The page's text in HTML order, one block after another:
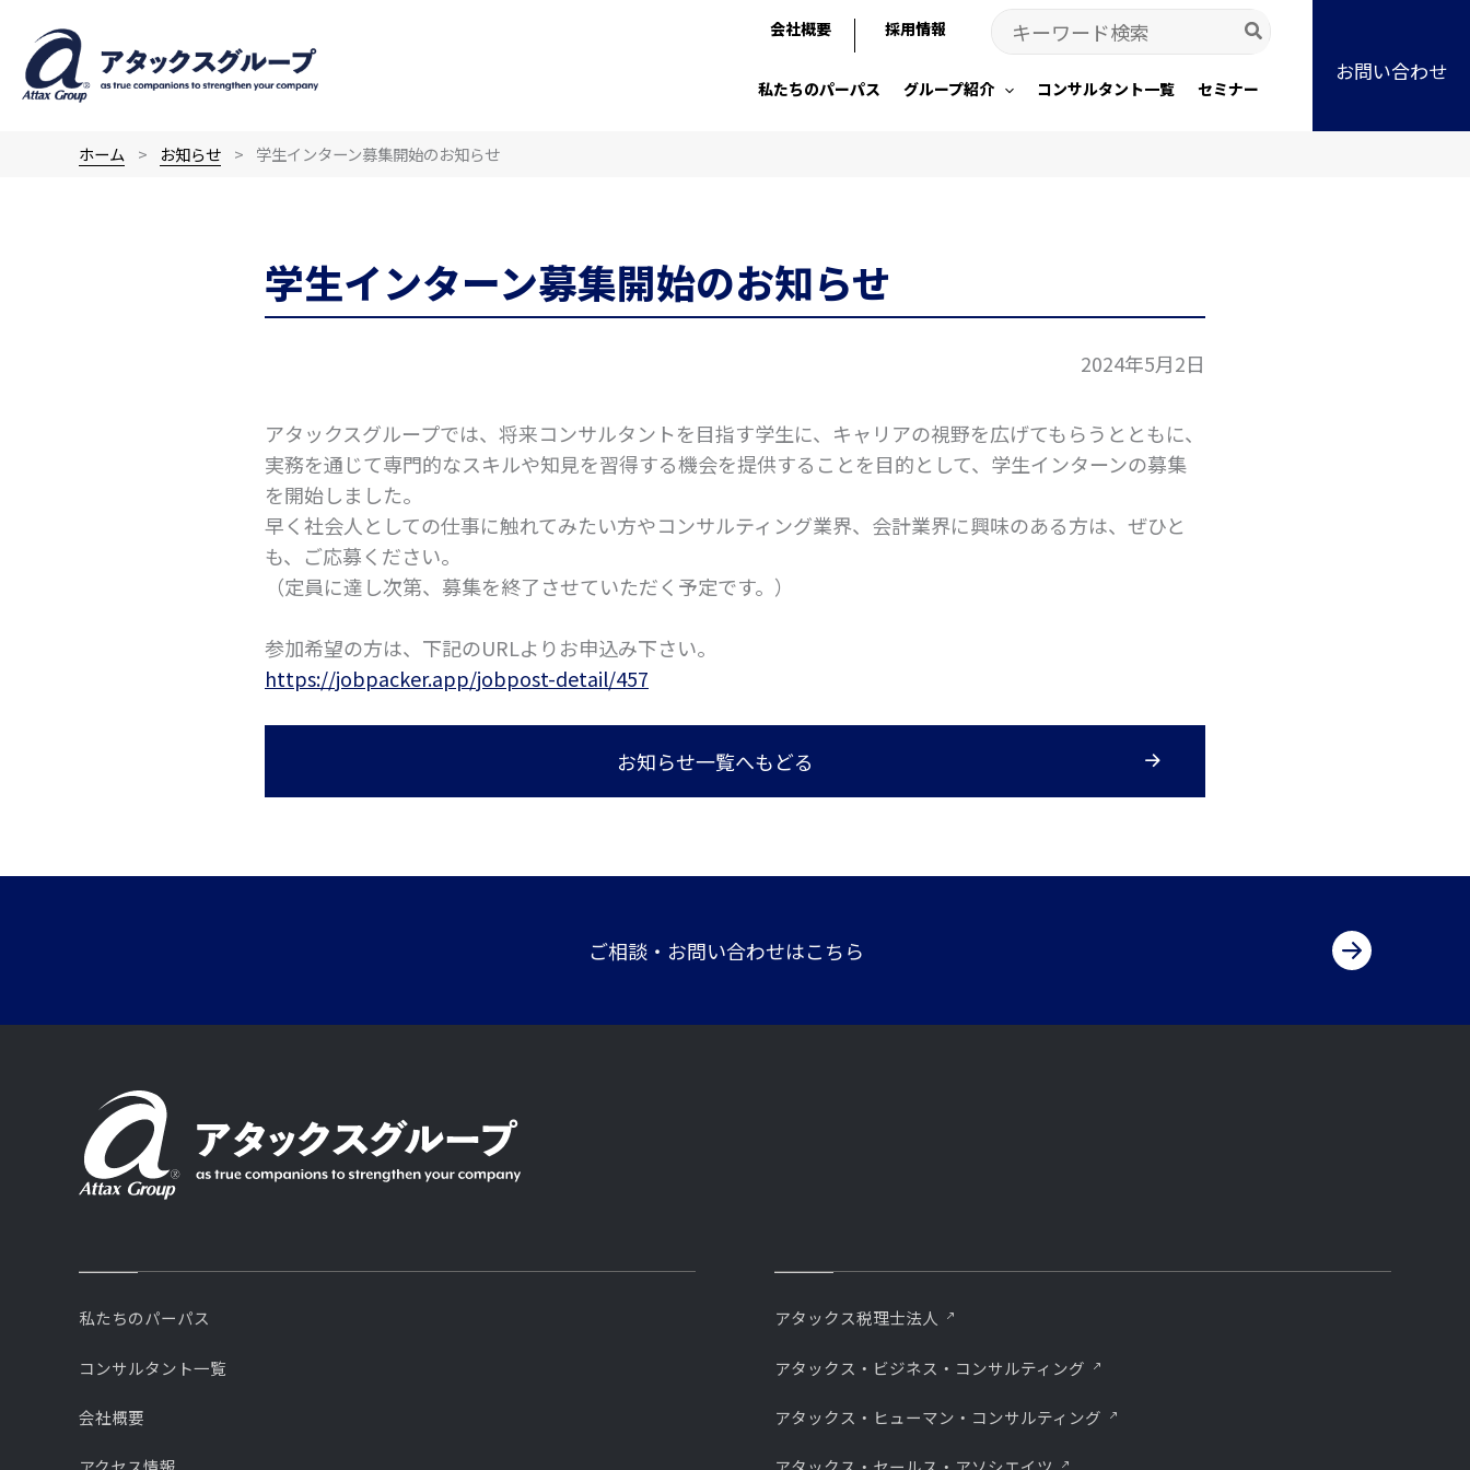
会社概要 採用情報
Search
for:
私たちのパーパス グループ紹介 コンサルタント一覧 セミナー
お問い合わせ
ホーム お知らせ 学生インターン募集開始のお知らせ
学生インターン募集開始のお知らせ
2024年5月2日
アタックスグループでは、将来コンサルタントを目指す学生に、キャリアの視野を広げてもらうとともに、
実務を通じて専門的なスキルや知見を習得する機会を提供することを目的として、学生インターンの募集
を開始しました。
早く社会人としての仕事に触れてみたい方やコンサルティング業界、会計業界に興味のある方は、ぜひと
も、ご応募ください。
（定員に達し次第、募集を終了させていただく予定です。）
参加希望の方は、下記のURLよりお申込み下さい。
https://jobpacker.app/jobpost-detail/457
お知らせ一覧へもどる
ご相談・お問い合わせはこちら
私たちのパーパス
コンサルタント一覧
会社概要
アタックス税理士法人
アタックス・ビジネス・コンサルティング
アタックス・ヒューマン・コンサルティング